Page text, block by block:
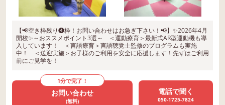
【📢空き枠残り❹枠！お問い合わせはお急ぎ下さい！📢】✨2026年4月
開校✨～おススメポイント3選～ ＜運動療育＞最新式AR型運動機も導
入しています！ ＜言語療育＞言語聴覚士監修のプログラムも実施
中！ ＜送迎実施＞お子様のご利用を安全に応援します！先ずはご利用
前にご見学を！
1分で完了！
お問い合わせ
(無料)
電話で聞く
050-1725-7824